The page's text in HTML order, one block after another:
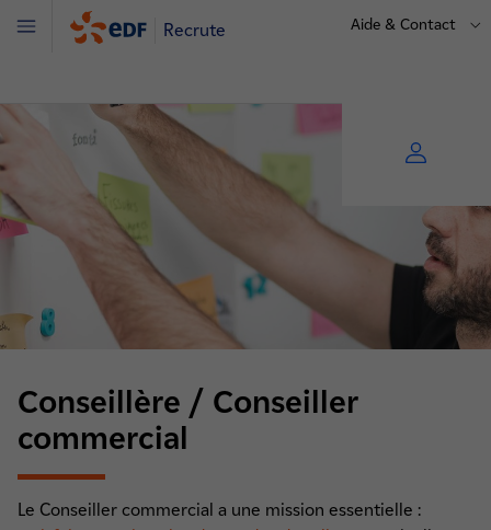
Recrute Aide & Contact
Menu
Conseillère / Conseiller
commercial
Le Conseiller commercial a une mission essentielle :